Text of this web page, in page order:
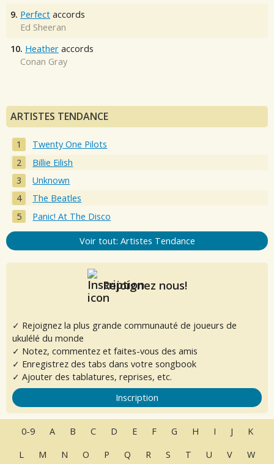
9. Perfect accords
Ed Sheeran
10. Heather accords
Conan Gray
ARTISTES TENDANCE
Twenty One Pilots
Billie Eilish
Unknown
The Beatles
Panic! At The Disco
Voir tout: Artistes Tendance
Rejoignez nous!
✓ Rejoignez la plus grande communauté de joueurs de
ukulélé du monde
✓ Notez, commentez et faites-vous des amis
✓ Enregistrez des tabs dans votre songbook
✓ Ajouter des tablatures, reprises, etc.
Inscription
0-9 A B C D E F G H I J
K
L
M N O P Q R S T U V W